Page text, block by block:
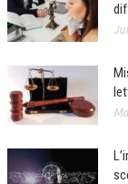
LA RIVISTA
LA RIVISTA
COMITATO
REDAZIONE